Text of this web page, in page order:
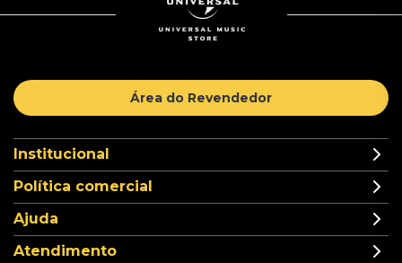
Área do Revendedor
Institucional
Política comercial
Ajuda
Atendimento